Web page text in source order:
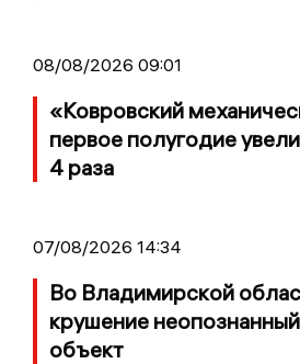
08/08/2026 09:01
«Ковровский
первое полугодие
4 раза
07/08/2026 14:34
Во Владимирской
крушение
объект